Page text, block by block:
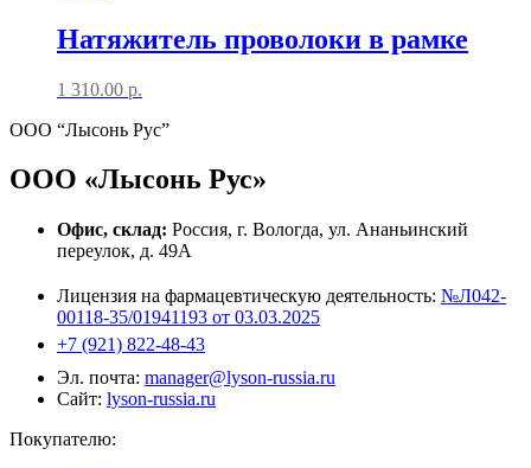
Натяжитель проволоки в рамке
1 310.00 р.
ООО “Лысонь Рус”
ООО «Лысонь Рус»
Офис, склад: Россия, г. Вологда, ул. Ананьинский
переулок, д. 49А
Лицензия на фармацевтическую деятельность: №Л042-
00118-35/01941193 от 03.03.2025
+7 (921) 822-48-43
Эл. почта: manager@lyson-russia.ru
Сайт: lyson-russia.ru
Покупателю: